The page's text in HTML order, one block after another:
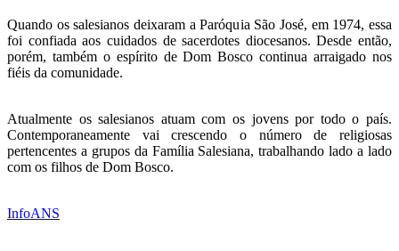
Quando os salesianos deixaram a Paróquia São José, em 1974, essa
foi confiada aos cuidados de sacerdotes diocesanos. Desde então,
porém, também o espírito de Dom Bosco continua arraigado nos
fiéis da comunidade.
Atualmente os salesianos atuam com os jovens por todo o país.
Contemporaneamente vai crescendo o número de religiosas
pertencentes a grupos da Família Salesiana, trabalhando lado a lado
com os filhos de Dom Bosco.
InfoANS